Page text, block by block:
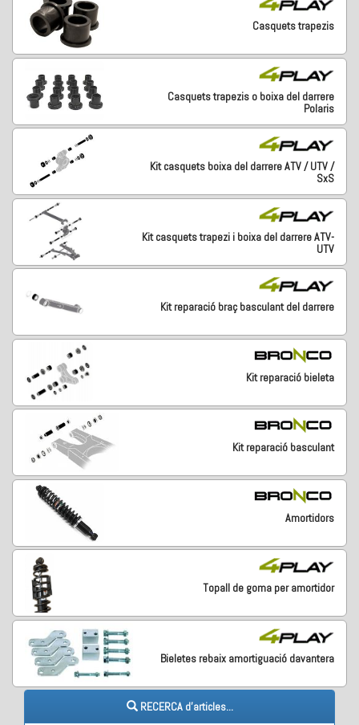
Casquets trapezis
Casquets trapezis o boixa del darrere
Polaris
Kit casquets boixa del darrere ATV / UTV /
SxS
Kit casquets trapezi i boixa del darrere ATV-
UTV
Kit reparació braç basculant del darrere
Kit reparació bieleta
Kit reparació basculant
Amortidors
Topall de goma per amortidor
Bieletes rebaix amortiguació davantera
RECERCA d'articles...